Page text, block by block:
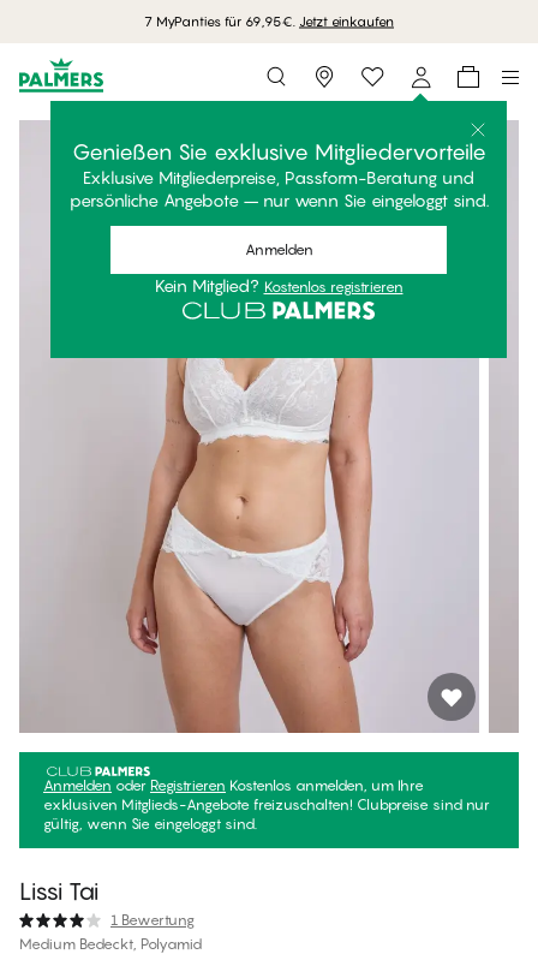
7 MyPanties für 69,95€. Jetzt einkaufen
Storefinder
Genießen Sie exklusive Mitgliedervorteile
Exklusive Mitgliederpreise, Passform-Beratung und
persönliche Angebote – nur wenn Sie eingeloggt sind.
Anmelden
Kein Mitglied? Kostenlos registrieren
Anmelden oder Registrieren Kostenlos anmelden, um Ihre
exklusiven Mitglieds-Angebote freizuschalten! Clubpreise sind nur
gültig, wenn Sie eingeloggt sind.
Lissi Tai
1 Bewertung
Medium Bedeckt, Polyamid